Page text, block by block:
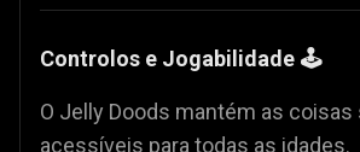
Controlos e Jogabilidade 🕹️
O Jelly Doods mantém as
acessíveis para todas as idades.